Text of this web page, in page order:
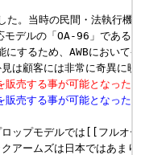
。当時の民間・法執行機
デルの「OA-96」である
するため、AWBにおい
売する事が可能となった
売する事が可能となった
ップモデルでは[[フルオー
アームズは日本ではあまり